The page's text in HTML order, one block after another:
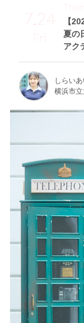
7.24
Fri
【
夏の
アク
Theme
しらい
横浜市